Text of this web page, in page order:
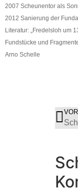
2007 Scheunentor als
2012 Sanierung der
Literatur: „Fredelsloh um
Fundstücke und
Arno Schelle